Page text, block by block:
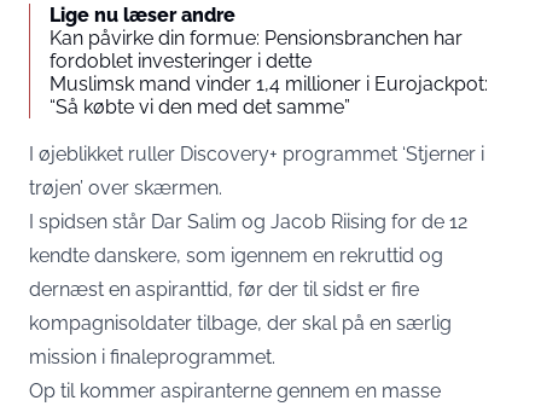
Lige nu læser andre
Kan påvirke din formue: Pensionsbranchen har
fordoblet investeringer i dette
Muslimsk mand vinder 1,4 millioner i Eurojackpot:
“Så købte vi den med det samme”
I øjeblikket ruller Discovery+ programmet ‘Stjerner i
trøjen’ over skærmen.
I spidsen står Dar Salim og Jacob Riising for de 12
kendte danskere, som igennem en rekruttid og
dernæst en aspiranttid, før der til sidst er fire
kompagnisoldater tilbage, der skal på en særlig
mission i finaleprogrammet.
Op til kommer aspiranterne gennem en masse